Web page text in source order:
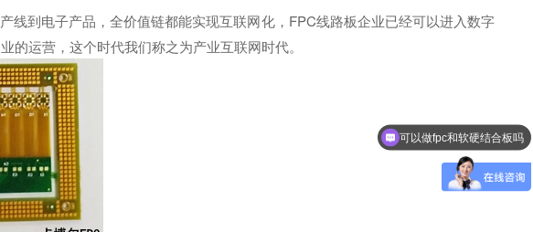
线到电子产品，全价值链都能实现互联网化，FPC线路板企业已经可以进入数字
运营，这个时代我们称之为产业互联网时代。
可以做fpc和软硬结合板吗